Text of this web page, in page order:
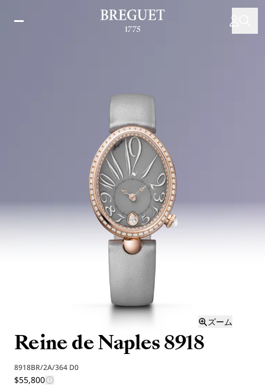
ズーム
Reine de Naples 8918
8918BR/2A/364 D0
$55,800